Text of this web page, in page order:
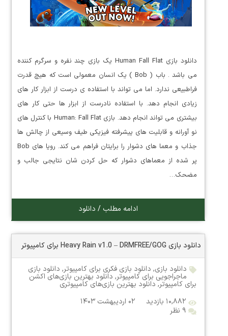
دانلود بازی Human Fall Flat یک بازی چند نفره و سرگرم کننده
می باشد . باب ( Bob ) یک انسان معمولی است که هیچ قدرت
فراطبیعی ندارد. اما می تواند با استفاده ی درست از ابزار کار های
زیادی انجام دهد. با استفاده نادرست از ابزار ها حتی کار های
بیشتری می تواند انجام دهد. بازی Human: Fall Flat با کنترل های
نو آورانه و قابلیت های پیشرفته فیزیکی طیف وسیعی از چالش ها
جذاب و معما های دشوار را برایتان فراهم می کند. رویا های Bob
پر شده از معماهای دشوار که حل کردن شان نتایجی جالب و
مضحک…
ادامه مطلب / دانلود
دانلود بازی Heavy Rain v1.0 – DRMFREE/GOG برای کامپیوتر
دانلود بازی, دانلود بازی فکری برای کامپیوتر, دانلود بازی
ماجراجویی برای کامپیوتر, دانلود بهترین بازی‌های اکشن
برای کامپیوتر,دانلود بهترین بازی‌های کامپیوتری
۱۰,۸۸۲ بازدید
۰۲ اردیبهشت ۱۴۰۳
۹ نظر